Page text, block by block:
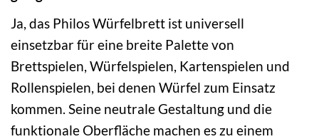
Ja, das Philos Würfelbrett ist universell
einsetzbar für eine breite Palette von
Brettspielen, Würfelspielen, Kartenspielen und
Rollenspielen, bei denen Würfel zum Einsatz
kommen. Seine neutrale Gestaltung und die
funktionale Oberfläche machen es zu einem